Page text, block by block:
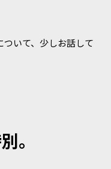
いて、少しお話して
。